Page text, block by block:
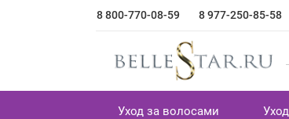
8 800-770-08-59 8 977-250-85-58
Уход за волосами